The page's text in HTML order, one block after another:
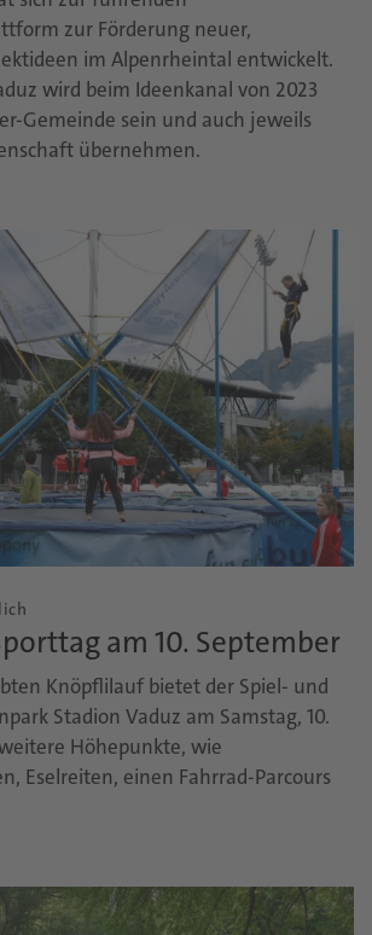
zur Förderung neuer,
im Alpenrheintal entwickelt.
wird beim Ideenkanal von 2023
Gemeinde sein und auch jeweils
übernehmen.
am 10. September
Knöpflilauf bietet der Spiel- und
Stadion Vaduz am Samstag, 10.
Höhepunkte, wie
Eselreiten, einen Fahrrad-Parcours